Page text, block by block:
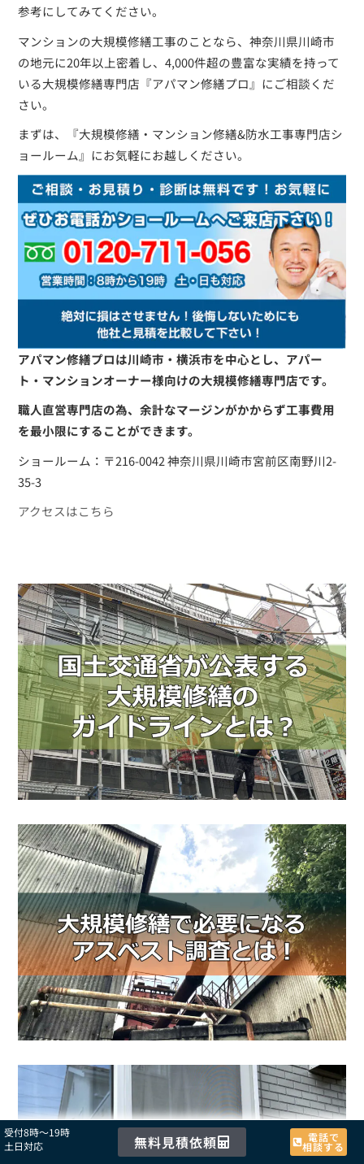
参考にしてみてください。
マンションの大規模修繕工事のことなら、神奈川県川崎市
の地元に20年以上密着し、4,000件超の豊富な実績を持って
いる大規模修繕専門店『アパマン修繕プロ』にご相談くだ
さい。
まずは、『大規模修繕・マンション修繕&防水工事専門店シ
ョールーム』にお気軽にお越しください。
アパマン修繕プロは川崎市・横浜市を中心とし、アパー
ト・マンションオーナー様向けの大規模修繕専門店です。
職人直営専門店の為、余計なマージンがかからず工事費用
を最小限にすることができます。
ショールーム：〒216-0042 神奈川県川崎市宮前区南野川2-
35-3
アクセスはこちら
受付8時〜19時
土日対応
無料見積依頼 電話で
相談する